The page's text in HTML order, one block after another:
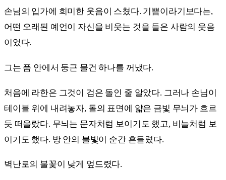
손님의 입가에 희미한 웃음이 스쳤다. 기쁨이라기보다는,
어떤 오래된 예언이 자신을 비웃는 것을 들은 사람의 웃음
이었다.
그는 품 안에서 둥근 물건 하나를 꺼냈다.
처음에 라한은 그것이 검은 돌인 줄 알았다. 그러나 손님이
테이블 위에 내려놓자, 돌의 표면에 얇은 금빛 무늬가 흐르
듯 떠올랐다. 무늬는 문자처럼 보이기도 했고, 비늘처럼 보
이기도 했다. 방 안의 불빛이 순간 흔들렸다.
벽난로의 불꽃이 낮게 엎드렸다.